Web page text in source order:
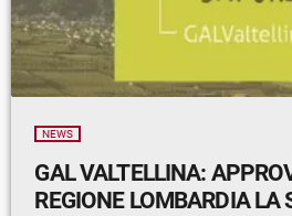
NEWS
GAL VALTELLINA:
REGIONE LOMBARDIA LA